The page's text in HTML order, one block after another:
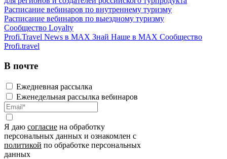
Расписание вебинаров по внутреннему туризму
Расписание вебинаров по выездному туризму
Сообщество Loyalty
Profi.Travel News в MAX Знай Наше в MAX Сообщество
Profi.travel
В почте
Ежедневная рассылка
Еженедельная рассылка вебинаров
Я даю согласие на обработку
персональных данных и ознакомлен с
политикой по обработке персональных
данных